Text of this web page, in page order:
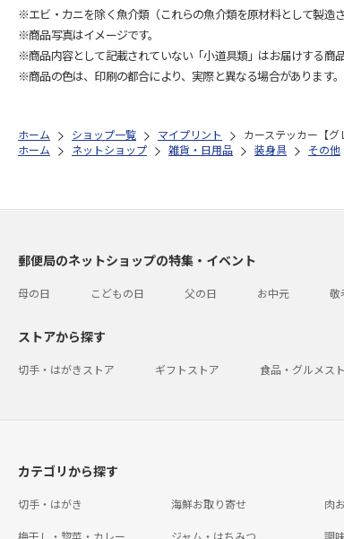
※エビ・カニを除く魚介類（これらの魚介類を原材料として製造
※商品写真はイメージです。
※商品内容として記載されていない「小道具類」はお届けする商
※商品の色は、印刷の都合により、実際と異なる場合があります。
ホーム ショップ一覧 マイプリント
カーステッカー【
ホーム
ネットショップ 雑貨・日用品 装身具 その他
郵便局のネットショップの特集・イベント
母の日 こどもの日 父の日 お中元 敬
ストアから探す
切手・はがきストア ギフトストア 食品・グルメス
カテゴリから探す
切手・はがき 海鮮お取り寄せ 肉
梅干し・惣菜・カレー ジャム・はちみつ 調